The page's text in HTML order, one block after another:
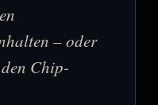
– oder
Chip-